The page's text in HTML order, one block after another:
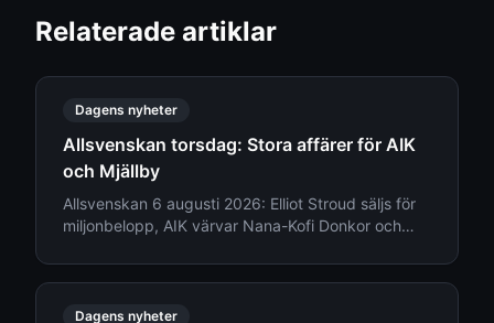
Relaterade artiklar
Dagens nyheter
Allsvenskan torsdag: Stora affärer för AIK
och Mjällby
Allsvenskan 6 augusti 2026: Elliot Stroud säljs för
miljonbelopp, AIK värvar Nana-Kofi Donkor och
Dagens nyheter